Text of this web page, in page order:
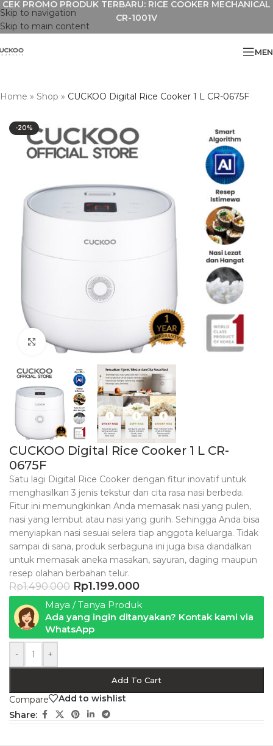
Skip to navigation
Skip to main content
CEK PROMO PRODUK TERBARU: RICE COOKER MECHANICAL
CR-1001V
Home » Shop » CUCKOO Digital Rice Cooker 1 L CR-0675F
-20%
Click to enlarge
CUCKOO Digital Rice Cooker 1 L CR-
0675F
Satu lagi Digital Rice Cooker dengan fitur inovatif untuk
menghasilkan 3 jenis tekstur dan cita rasa nasi berbeda.
Fitur ini memungkinkan Anda memasak nasi yang pulen,
nasi yang lembut atau nasi yang gurih. Sehingga Anda bisa
menyiapkan nasi sesuai selera tiap anggota keluarga. Tidak
sampai di sana, produk serbaguna ini juga bisa diandalkan
untuk memasak aneka masakan, sayuran, daging maupun
resep olahan berbahan telur.
Rp1.490.000 Rp1.199.000
Maya / Tanya Produk
Ada yang ingin ditanyakan? Kontak kami via
WhatsApp
- +
Add To Cart
Compare
Add to wishlist
Share: